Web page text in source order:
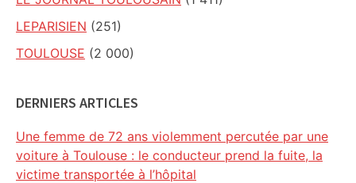
LEPARISIEN (251)
TOULOUSE (2 000)
DERNIERS ARTICLES
Une femme de 72 ans violemment percutée par une
voiture à Toulouse : le conducteur prend la fuite, la
victime transportée à l’hôpital